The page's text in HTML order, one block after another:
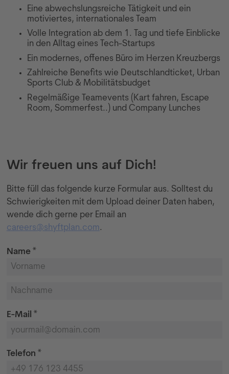
Eine abwechslungsreiche Tätigkeit und ein
motiviertes, internationales Team
Volle Integration ab dem 1. Tag und tiefe Einblicke
in den Alltag eines Tech-Startups
Ein modernes, offenes Büro im Herzen Kreuzbergs
Zahlreiche Benefits wie Deutschlandticket, Urban
Sports Club & Mobilitätsbudget
Regelmäßige Teamevents (Kart fahren, Escape
Room, Sommerfest..) und Company Lunches
Wir freuen uns auf Dich!
Bitte füll das folgende kurze Formular aus. Solltest du
Schwierigkeiten mit dem Upload deiner Daten haben,
wende dich gerne per Email an
careers@shyftplan.com.
Name *
E-Mail *
Telefon *